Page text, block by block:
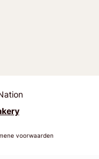
voorwaarden